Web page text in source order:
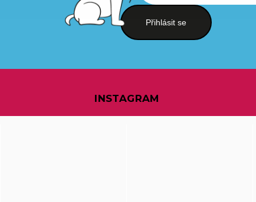
Přihlásit se
INSTAGRAM